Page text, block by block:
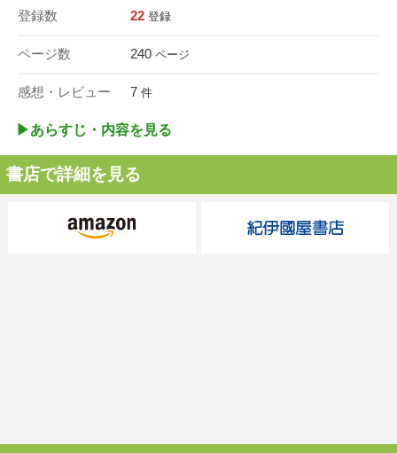
登録数 22 登録
ページ数 240 ページ
感想・レビュー 7 件
▶︎あらすじ・内容を見る
書店で詳細を見る